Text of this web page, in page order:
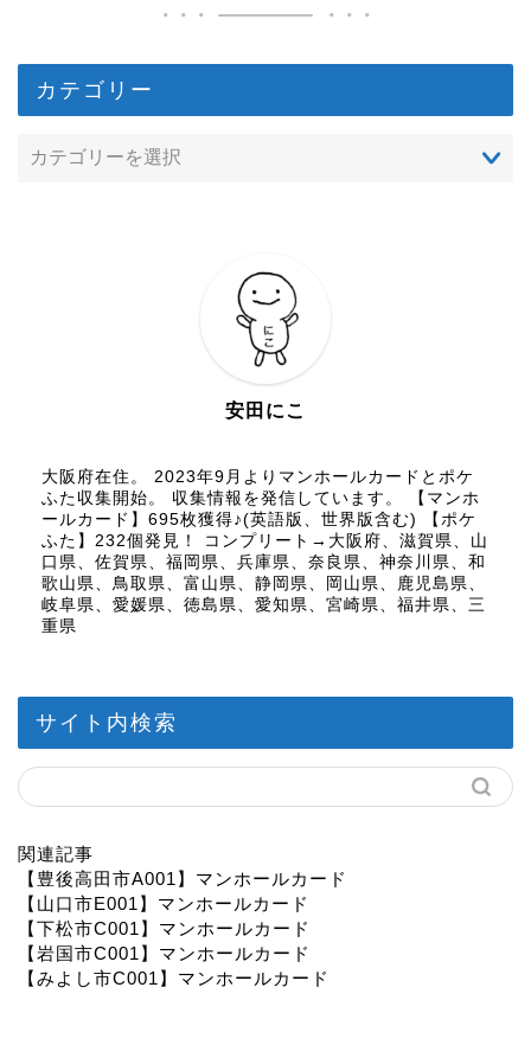
カテゴリー
安田にこ
大阪府在住。 2023年9月よりマンホールカードとポケ
ふた収集開始。 収集情報を発信しています。 【マンホ
ールカード】695枚獲得♪(英語版、世界版含む) 【ポケ
ふた】232個発見！ コンプリート→大阪府、滋賀県、山
口県、佐賀県、福岡県、兵庫県、奈良県、神奈川県、和
歌山県、鳥取県、富山県、静岡県、岡山県、鹿児島県、
岐阜県、愛媛県、徳島県、愛知県、宮崎県、福井県、三
重県
サイト内検索
関連記事
【豊後高田市A001】マンホールカード
【山口市E001】マンホールカード
【下松市C001】マンホールカード
【岩国市C001】マンホールカード
【みよし市C001】マンホールカード